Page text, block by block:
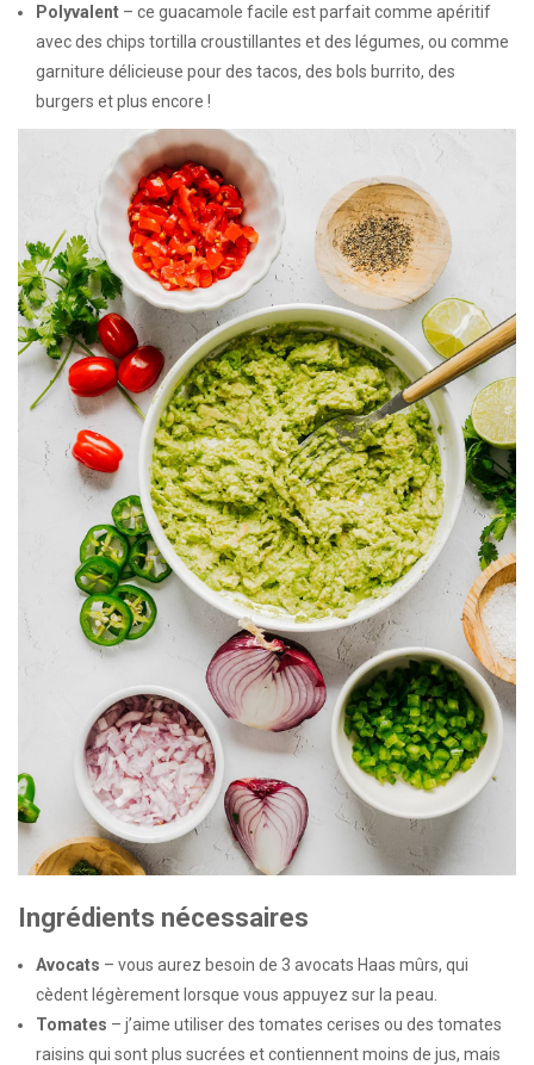
Polyvalent – ce guacamole facile est parfait comme apéritif
avec des chips tortilla croustillantes et des légumes, ou comme
garniture délicieuse pour des tacos, des bols burrito, des
burgers et plus encore !
Ingrédients nécessaires
Avocats – vous aurez besoin de 3 avocats Haas mûrs, qui
cèdent légèrement lorsque vous appuyez sur la peau.
Tomates – j’aime utiliser des tomates cerises ou des tomates
raisins qui sont plus sucrées et contiennent moins de jus, mais